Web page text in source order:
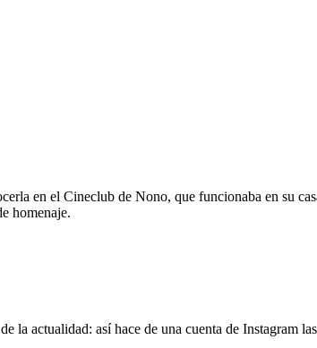
en el Cineclub de Nono, que funcionaba en su
homenaje.
la actualidad: así hace de una cuenta de Instagram